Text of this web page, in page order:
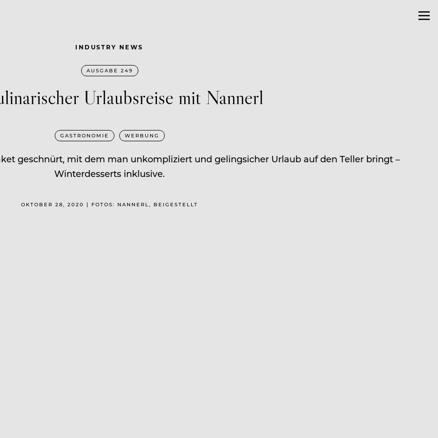
INDUSTRY NEWS
AUSGABE 249
Urlaubsreise mit Nannerl
GASTRONOMIE WERBUNG
geschnürt, mit dem man unkompliziert und gelingsicher Urlaub auf den Teller bringt –
Winterdesserts inklusive.
OKTOBER 28, 2020 | FOTOS: NANNERL, BEIGESTELLT